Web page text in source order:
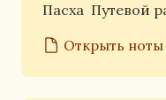
Пасха Путевой
Открыть ноты